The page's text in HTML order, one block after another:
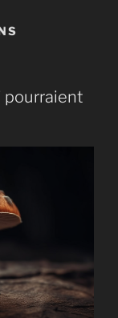
pourraient